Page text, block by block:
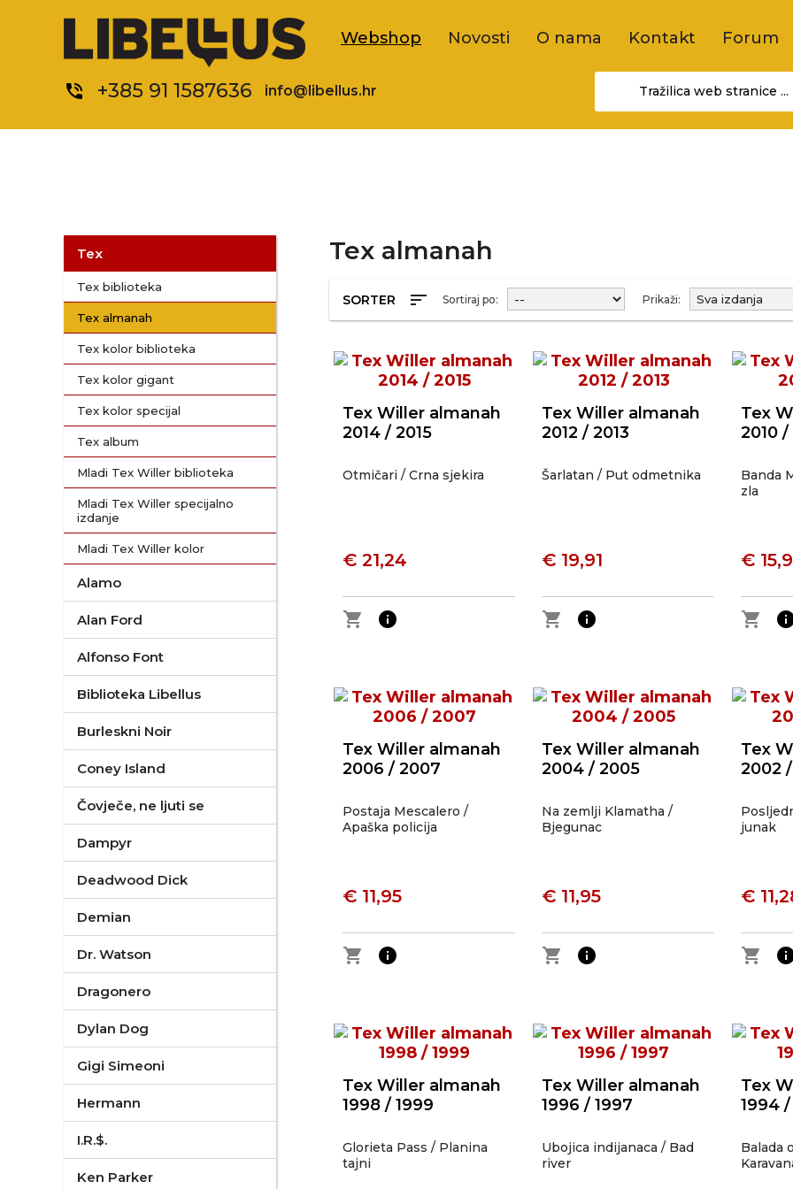
Webshop Novosti O nama Kontakt Forum
phone_in_talk +385 91 1587636 info@libellus.hr
Tex
Tex biblioteka
Tex almanah
Tex kolor biblioteka
Tex kolor gigant
Tex kolor specijal
Tex album
Mladi Tex Willer biblioteka
Mladi Tex Willer specijalno
izdanje
Mladi Tex Willer kolor
Alamo
Alan Ford
Alfonso Font
Biblioteka Libellus
Burleskni Noir
Coney Island
Čovječe, ne ljuti se
Dampyr
Deadwood Dick
Demian
Dr. Watson
Dragonero
Dylan Dog
Gigi Simeoni
Hermann
I.R.$.
Ken Parker
Tex almanah
SORTER sort Sortiraj po: Prikaži:
Tex Willer almanah
2014 / 2015
Otmičari / Crna sjekira
€ 21,24
shopping_cart info
Tex Willer almanah
2012 / 2013
Šarlatan / Put odmetnika
€ 19,91
shopping_cart info
Tex
2010 /
Banda
zla
€
shopping_cart
Tex Willer almanah
2006 / 2007
Postaja Mescalero /
Apaška policija
€ 11,95
shopping_cart info
Tex Willer almanah
2004 / 2005
Na zemlji Klamatha /
Bjegunac
€ 11,95
shopping_cart info
Tex
2002
junak
€
shopping_cart
Tex Willer almanah
1998 / 1999
Glorieta Pass / Planina
tajni
Tex Willer almanah
1996 / 1997
Ubojica indijanaca / Bad
river
Tex
1994 /
Balada